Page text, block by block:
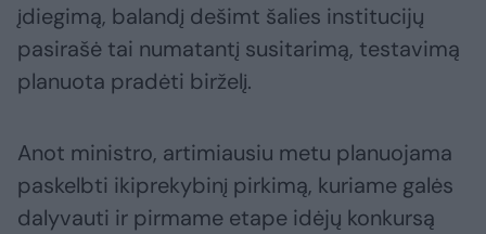
įdiegimą, balandį dešimt šalies institucijų
pasirašė tai numatantį susitarimą, testavimą
planuota pradėti birželį.
Anot ministro, artimiausiu metu planuojama
paskelbti ikiprekybinį pirkimą, kuriame galės
dalyvauti ir pirmame etape idėjų konkursą